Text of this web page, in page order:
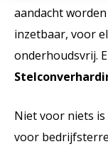
Historie
Veelgestelde
aandacht
inzetbaar, voor
onderhoudsvrij.
Niet voor niets
voor